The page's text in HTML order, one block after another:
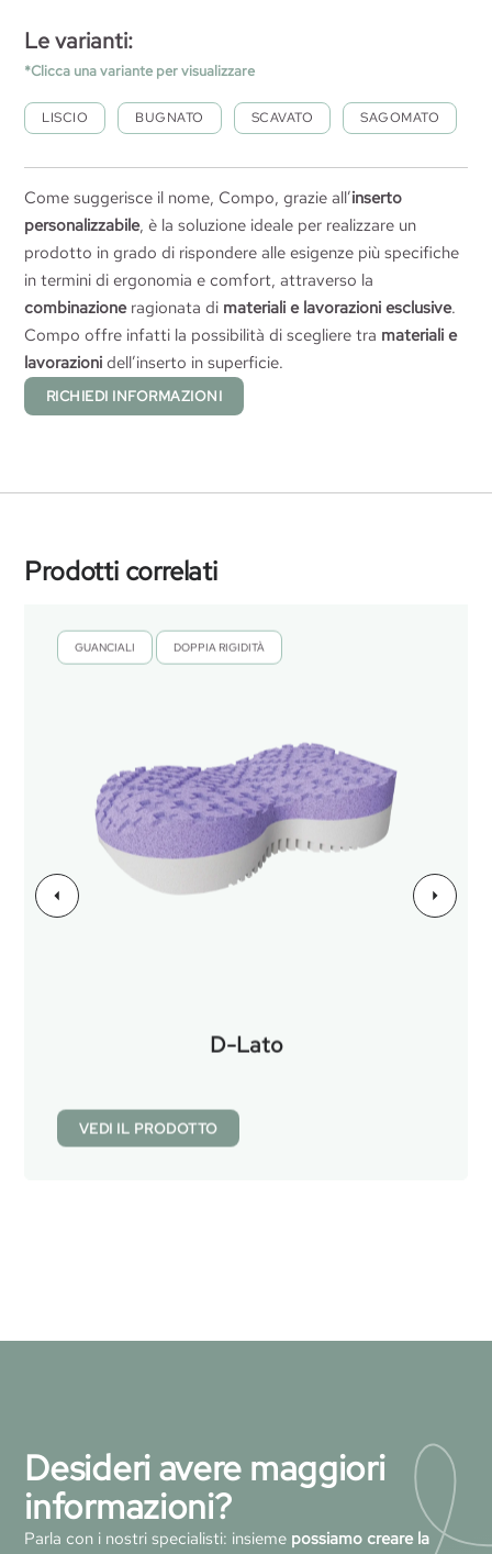
Le varianti:
*Clicca una variante per visualizzare
LISCIO BUGNATO SCAVATO SAGOMATO
SCHIUMA GEL SCHIUMA RETICOLATA APERTA
VISCOELASTICO PORTANTE
SCHIUMA A CELLULAZIONE APERTA
SCHIUMA GEL SCHIUMA RETICOLATA APERTA
VISCOELASTICO PORTANTE
SCHIUMA A CELLULAZIONE APERTA
SCHIUMA GEL SCHIUMA RETICOLATA APERTA
VISCOELASTICO PORTANTE
SCHIUMA A CELLULAZIONE APERTA
SCHIUMA GEL SCHIUMA RETICOLATA APERTA
VISCOELASTICO PORTANTE
SCHIUMA A CELLULAZIONE APERTA
Come suggerisce il nome, Compo, grazie all’inserto
personalizzabile, è la soluzione ideale per realizzare un
prodotto in grado di rispondere alle esigenze più specifiche
in termini di ergonomia e comfort, attraverso la
combinazioneragionata di materiali e lavorazioni esclusive.
Compo offre infatti la possibilità di scegliere tra materiali e
lavorazioni dell’inserto in superficie.
RICHIEDI INFORMAZIONI
Prodotti correlati
GUANCIALI DOPPIA RIGIDITÀ
D-Lato
VEDI IL PRODOTTO
Desideri avere maggiori
informazioni?
Parla con i nostri specialisti: insieme possiamo creare la